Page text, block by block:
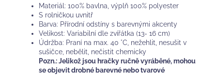
Materiál: 100% bavlna, výplň 100% polyester
S rolničkou uvnitř
Barva: Přírodní odstíny s barevnými akcenty
Velikost: Variabilní dle zvířátka (13- 16 cm)
Údržba: Praní na max. 40 °C, nežehlit, nesušit v
sušičce, nebělit, nečistit chemicky
Pozn.: Jelikož jsou hračky ručně vyráběné, mohou
se objevit drobné barevné nebo tvarové